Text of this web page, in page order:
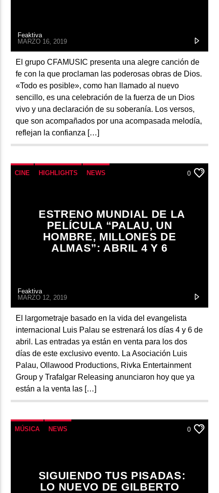
Feaktiva
MARZO 16, 2019
El grupo CFAMUSIC presenta una alegre canción de
fe con la que proclaman las poderosas obras de Dios.
«Todo es posible», como han llamado al nuevo
sencillo, es una celebración de la fuerza de un Dios
vivo y una declaración de su soberanía. Los versos,
que son acompañados por una acompasada melodía,
reflejan la confianza […]
CINE HIGHLIGHTS NEWS 0
ESTRENO MUNDIAL DE LA
PELÍCULA “PALAU, UN
HOMBRE, MILLONES DE
ALMAS”: ABRIL 4 Y 6
Feaktiva
MARZO 12, 2019
El largometraje basado en la vida del evangelista
internacional Luis Palau se estrenará los días 4 y 6 de
abril. Las entradas ya están en venta para los dos
días de este exclusivo evento. La Asociación Luis
Palau, Ollawood Productions, Rivka Entertainment
Group y Trafalgar Releasing anunciaron hoy que ya
están a la venta las […]
MÚSICA NEWS 0
SIGUIENDO TUS PISADAS:
LO NUEVO DE GILBERTO